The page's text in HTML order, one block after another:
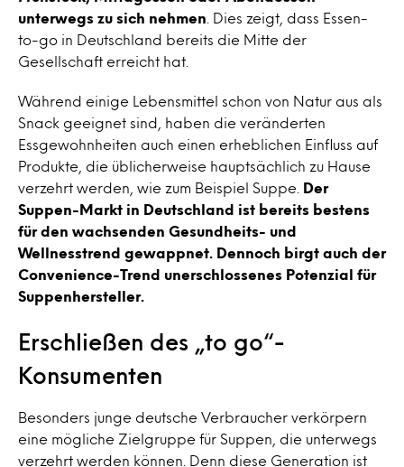
unterwegs zu sich nehmen . Dies zeigt, dass Essen-
to-go in Deutschland bereits die Mitte der
Gesellschaft erreicht hat.
Während einige Lebensmittel schon von Natur aus als
Snack geeignet sind, haben die veränderten
Essgewohnheiten auch einen erheblichen Einfluss auf
Produkte, die üblicherweise hauptsächlich zu Hause
verzehrt werden, wie zum Beispiel Suppe.
Der
Suppen-Markt in Deutschland ist bereits bestens
für den wachsenden Gesundheits- und
Wellnesstrend gewappnet. Dennoch birgt auch der
Convenience-Trend unerschlossenes Potenzial für
Suppenhersteller.
Erschließen des „to go“-
Konsumenten
Besonders junge deutsche Verbraucher verkörpern
eine mögliche Zielgruppe für Suppen, die unterwegs
verzehrt werden können. Denn diese Generation ist